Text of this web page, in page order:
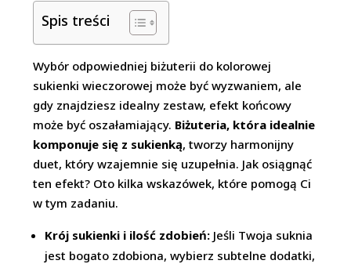
Spis treści
Wybór odpowiedniej biżuterii do kolorowej
sukienki wieczorowej może być wyzwaniem, ale
gdy znajdziesz idealny zestaw, efekt końcowy
może być oszałamiający. Biżuteria, która idealnie
komponuje się z sukienką, tworzy harmonijny
duet, który wzajemnie się uzupełnia. Jak osiągnąć
ten efekt? Oto kilka wskazówek, które pomogą Ci
w tym zadaniu.
Krój sukienki i ilość zdobień: Jeśli Twoja suknia
jest bogato zdobiona, wybierz subtelne dodatki,